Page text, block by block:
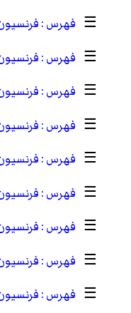
☰
☰
☰
☰
☰
☰
☰
☰
☰